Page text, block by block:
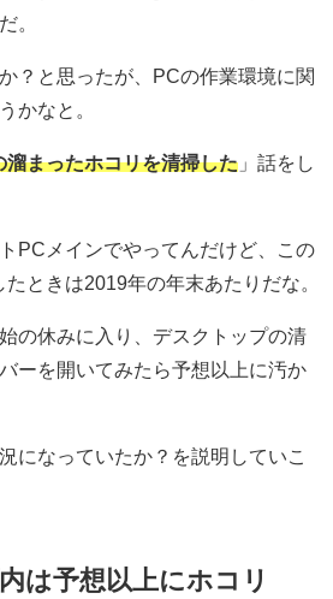
。
？と思ったが、PCの作業環境に関
かなと。
溜まったホコリを清掃した 」話をし
PCメインでやってんだけど、この
ときは2019年の年末あたりだな。
の休みに入り、デスクトップの清
ーを開いてみたら予想以上に汚か
になっていたか？を説明していこ
は予想以上にホコリ